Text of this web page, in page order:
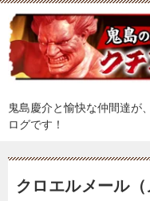
鬼島慶介と愉快な仲間達が
ログです！
クロエルメール